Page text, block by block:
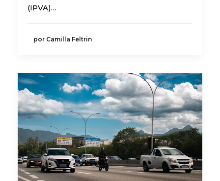
(IPVA)…
por Camilla Feltrin